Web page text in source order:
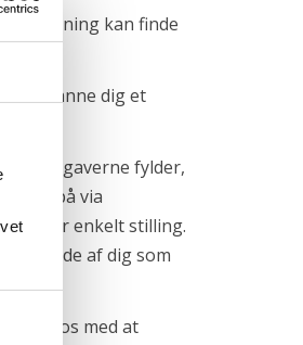
ansøgning kan finde
at danne dig et
fylder,
svar på via
til hver enkelt stilling.
af dig som
hjælp os med at